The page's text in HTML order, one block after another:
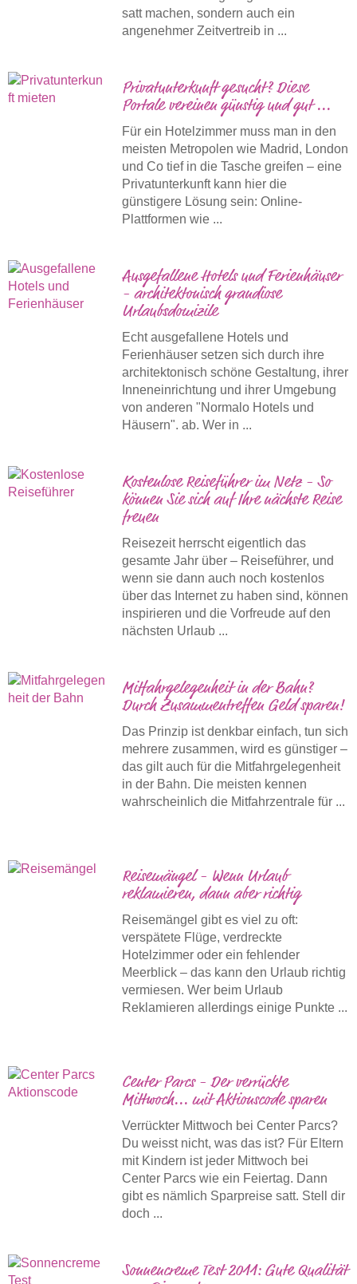
satt machen, sondern auch ein
angenehmer Zeitvertreib in ...
Privatunterkunft gesucht? Diese
Portale vereinen günstig und gut ...
Für ein Hotelzimmer muss man in den
meisten Metropolen wie Madrid, London
und Co tief in die Tasche greifen – eine
Privatunterkunft kann hier die
günstigere Lösung sein: Online-
Plattformen wie ...
Ausgefallene Hotels und Ferienhäuser
- architektonisch grandiose
Urlaubsdomizile
Echt ausgefallene Hotels und
Ferienhäuser setzen sich durch ihre
architektonisch schöne Gestaltung, ihrer
Inneneinrichtung und ihrer Umgebung
von anderen "Normalo Hotels und
Häusern". ab. Wer in ...
Kostenlose Reiseführer im Netz - So
können Sie sich auf Ihre nächste Reise
freuen
Reisezeit herrscht eigentlich das
gesamte Jahr über – Reiseführer, und
wenn sie dann auch noch kostenlos
über das Internet zu haben sind, können
inspirieren und die Vorfreude auf den
nächsten Urlaub ...
Mitfahrgelegenheit in der Bahn?
Durch Zusammentreffen Geld sparen!
Das Prinzip ist denkbar einfach, tun sich
mehrere zusammen, wird es günstiger –
das gilt auch für die Mitfahrgelegenheit
in der Bahn. Die meisten kennen
wahrscheinlich die Mitfahrzentrale für ...
Reisemängel - Wenn Urlaub
reklamieren, dann aber richtig
Reisemängel gibt es viel zu oft:
verspätete Flüge, verdreckte
Hotelzimmer oder ein fehlender
Meerblick – das kann den Urlaub richtig
vermiesen. Wer beim Urlaub
Reklamieren allerdings einige Punkte ...
Center Parcs - Der verrückte
Mittwoch... mit Aktionscode sparen
Verrückter Mittwoch bei Center Parcs?
Du weisst nicht, was das ist? Für Eltern
mit Kindern ist jeder Mittwoch bei
Center Parcs wie ein Feiertag. Dann
gibt es nämlich Sparpreise satt. Stell dir
doch ...
Sonnencreme Test 2011: Gute Qualität